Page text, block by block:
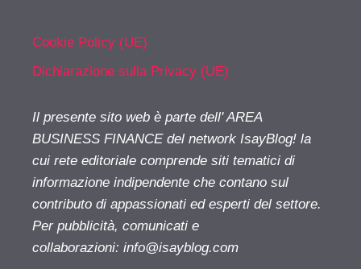
Cookie Policy (UE)
Dichiarazione sulla Privacy (UE)
Il presente sito web è parte dell' AREA
BUSINESS FINANCE del network IsayBlog! la
cui rete editoriale comprende siti tematici di
informazione indipendente che contano sul
contributo di appassionati ed esperti del settore.
Per pubblicità, comunicati e
collaborazioni: info@isayblog.com